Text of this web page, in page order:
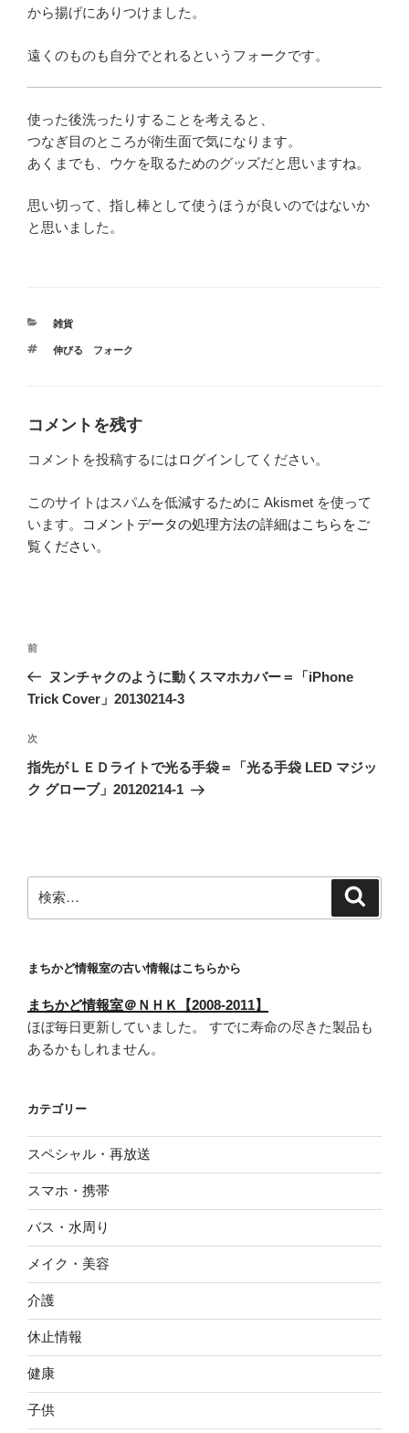
から揚げにありつけました。
遠くのものも自分でとれるというフォークです。
使った後洗ったりすることを考えると、
つなぎ目のところが衛生面で気になります。
あくまでも、ウケを取るためのグッズだと思いますね。
思い切って、指し棒として使うほうが良いのではないか
と思いました。
カ
ゴ
雑貨
タ
伸びる フォーク
コメントを残す
コメントを投稿するにはログイン してください。
このサイトはスパムを低減するために Akismet を使って
います。
コメントデータの処理方法の詳細はこちらをご
覧ください。
投
ナ
ゲ
ー
シ
前
の
投
前
ヌンチャクのように動くスマホカバー＝「iPhone
Trick Cover」20130214-3
次
の
投
次
指先がＬＥＤライトで光る手袋＝「光る手袋 LED マジッ
ク グローブ」20120214-1
索:
まちかど情報室の古い情報はこちらから
まちかど情報室＠ＮＨＫ【2008-2011】
ほぼ毎日更新していました。 すでに寿命の尽きた製品も
あるかもしれません。
カテゴリー
スペシャル・再放送
スマホ・携帯
バス・水周り
メイク・美容
介護
休止情報
健康
子供